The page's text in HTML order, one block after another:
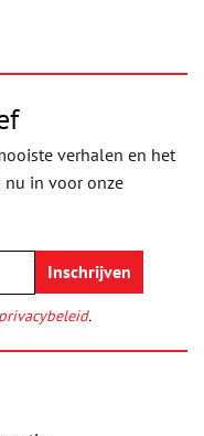
verhalen en het
nu in voor onze
privacybeleid.